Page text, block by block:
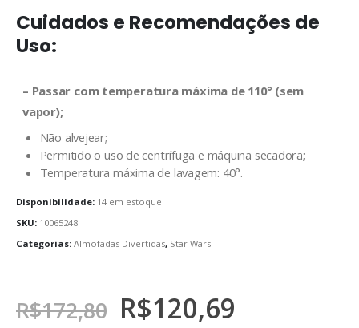
Cuidados e Recomendações de
Uso:
– Passar com temperatura máxima de 110° (sem
vapor);
Não alvejear;
Permitido o uso de centrífuga e máquina secadora;
Temperatura máxima de lavagem: 40°.
Disponibilidade: 14 em estoque
SKU: 10065248
Categorias: Almofadas Divertidas, Star Wars
R$172,80 R$120,69